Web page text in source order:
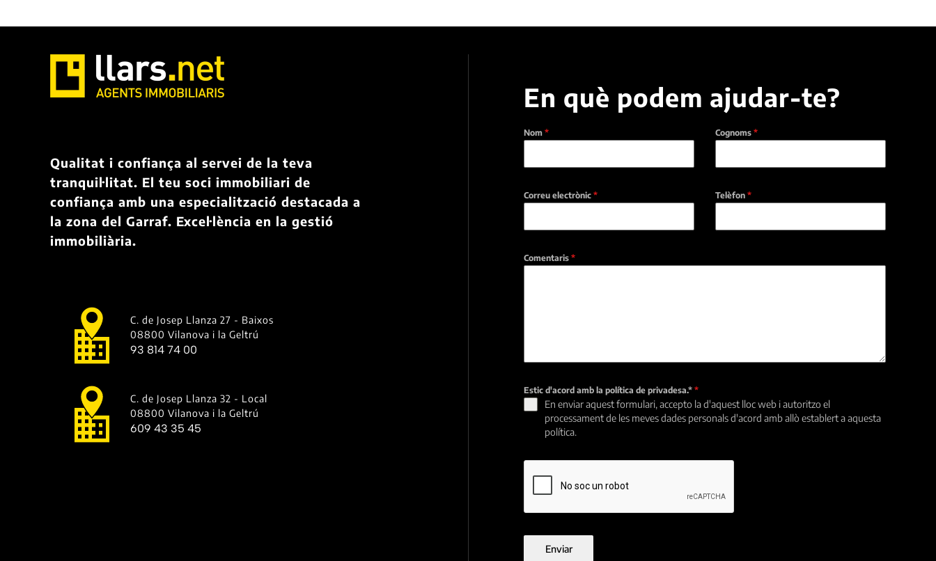
Qualitat i confiança al servei de la teva
tranquil·litat. El teu soci immobiliari de
confiança amb una especialització destacada a
la zona del Garraf. Excel·lència en la gestió
immobiliària.
C. de Josep Llanza 27 - Baixos
08800 Vilanova i la Geltrú
93 814 74 00
C. de Josep Llanza 32 - Local
08800 Vilanova i la Geltrú
609 43 35 45
En què podem ajudar-te?
Nom * Cognoms *
Correu electrònic * Telèfon *
Comentaris *
Estic d'acord amb la política de privadesa.* *
En enviar aquest formulari, accepto la d'aquest lloc web i autoritzo el
processament de les meves dades personals d'acord amb allò establert a aquesta
política.
Enviar